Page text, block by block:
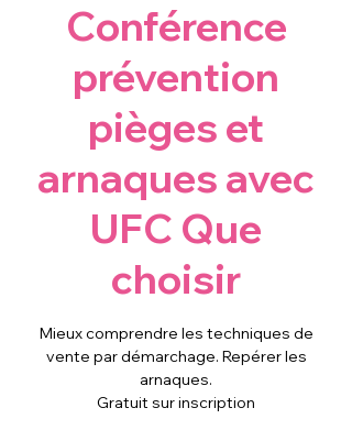
Conférence
prévention
pièges et
arnaques avec
UFC Que
choisir
Mieux comprendre les techniques de
vente par démarchage. Repérer les
arnaques.
Gratuit sur inscription